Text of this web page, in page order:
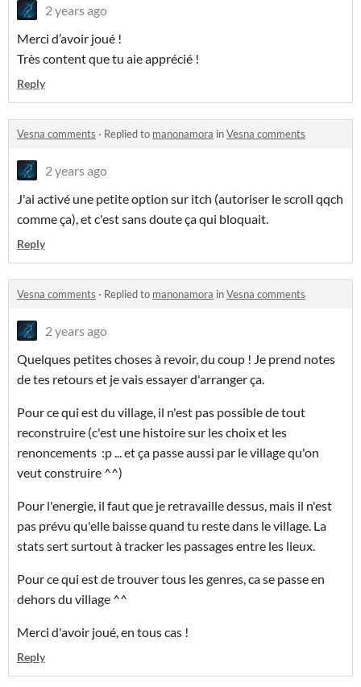
2 years ago
Merci d’avoir joué !
Très content que tu aie apprécié !
Reply
Vesna comments · Replied to manonamora inVesna comments
2 years ago
J'ai activé une petite option sur itch (autoriser le scroll qqch
comme ça), et c'est sans doute ça qui bloquait.
Reply
Vesna comments · Replied to manonamora inVesna comments
2 years ago
Quelques petites choses à revoir, du coup ! Je prend notes
de tes retours et je vais essayer d'arranger ça.
Pour ce qui est du village, il n'est pas possible de tout
reconstruire (c'est une histoire sur les choix et les
renoncements :p ... et ça passe aussi par le village qu'on
veut construire ^^)
Pour l'energie, il faut que je retravaille dessus, mais il n'est
pas prévu qu'elle baisse quand tu reste dans le village. La
stats sert surtout à tracker les passages entre les lieux.
Pour ce qui est de trouver tous les genres, ca se passe en
dehors du village ^^
Merci d'avoir joué, en tous cas !
Reply